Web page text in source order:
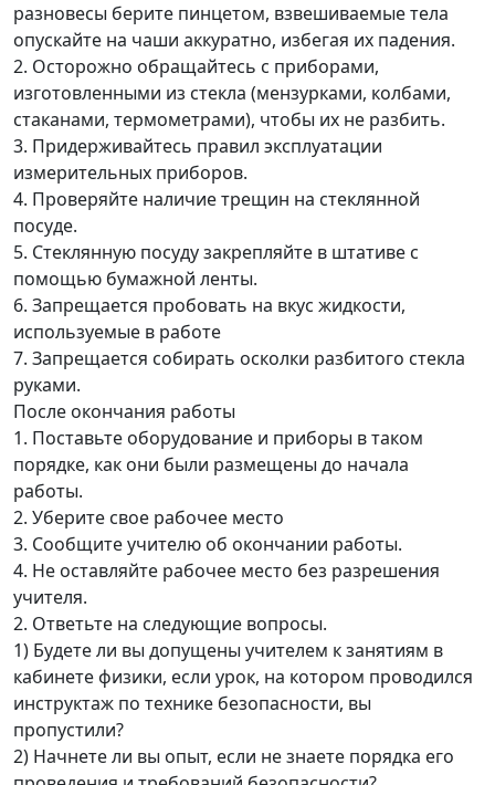
разновесы берите пинцетом, взвешиваемые тела
опускайте на чаши аккуратно, избегая их падения.
2. Осторожно обращайтесь с приборами,
изготовленными из стекла (мензурками, колбами,
стаканами, термометрами), чтобы их не разбить.
3. Придерживайтесь правил эксплуатации
измерительных приборов.
4. Проверяйте наличие трещин на стеклянной
посуде.
5. Стеклянную посуду закрепляйте в штативе с
помощью бумажной ленты.
6. Запрещается пробовать на вкус жидкости,
используемые в работе
7. Запрещается собирать осколки разбитого стекла
руками.
После окончания работы
1. Поставьте оборудование и приборы в таком
порядке, как они были размещены до начала
работы.
2. Уберите свое рабочее место
3. Сообщите учителю об окончании работы.
4. Не оставляйте рабочее место без разрешения
учителя.
2. Ответьте на следующие вопросы.
1) Будете ли вы допущены учителем к занятиям в
кабинете физики, если урок, на котором проводился
инструктаж по технике безопасности, вы
пропустили?
2) Начнете ли вы опыт, если не знаете порядка его